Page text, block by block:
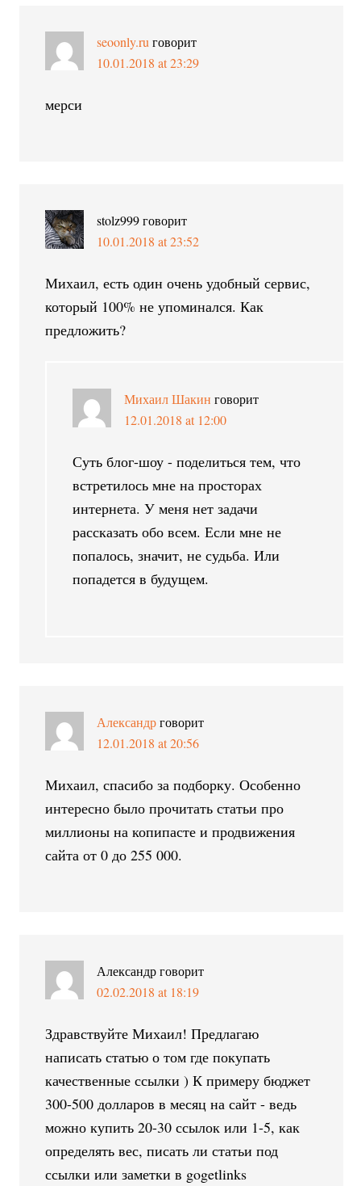
seoonly.ru говорит
10.01.2018 at 23:29
мерси
stolz999 говорит
10.01.2018 at 23:52
Михаил, есть один очень удобный сервис,
который 100% не упоминался. Как
предложить?
Михаил Шакин говорит
12.01.2018 at 12:00
Суть блог-шоу - поделиться тем, что
встретилось мне на просторах
интернета. У меня нет задачи
рассказать обо всем. Если мне не
попалось, значит, не судьба. Или
попадется в будущем.
Александр говорит
12.01.2018 at 20:56
Михаил, спасибо за подборку. Особенно
интересно было прочитать статьи про
миллионы на копипасте и продвижения
сайта от 0 до 255 000.
Александр говорит
02.02.2018 at 18:19
Здравствуйте Михаил! Предлагаю
написать статью о том где покупать
качественные ссылки ) К примеру бюджет
300-500 долларов в месяц на сайт - ведь
можно купить 20-30 ссылок или 1-5, как
определять вес, писать ли статьи под
ссылки или заметки в gogetlinks